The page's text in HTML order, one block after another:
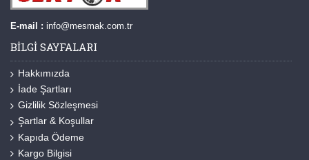
E-mail : info@mesmak.com.tr
BILGI SAYFALARI
Hakkımızda
İade Şartları
Gizlilik Sözleşmesi
Şartlar & Koşullar
Kapıda Ödeme
Kargo Bilgisi